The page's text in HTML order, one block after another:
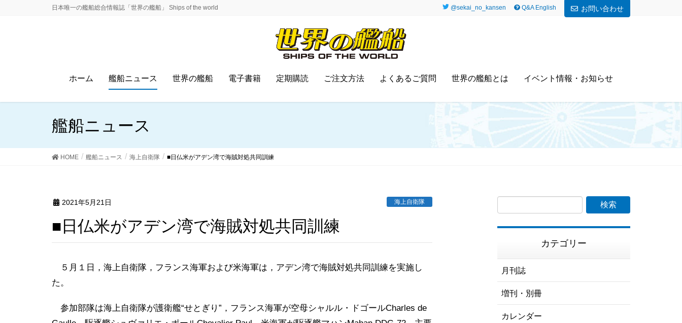
日本唯一の艦船総合情報誌「世界の艦船」 Ships of the world @sekai_no_kansen Q&A English お問い合わせ
ホーム 艦船ニュース 世界の艦船 電子書籍 定期購読 ご注文方法 よくあるご質問 世界の艦船とは イベント情報・お知らせ
艦船ニュース
HOME 艦船ニュース 海上自衛隊 ■日仏米がアデン湾で海賊対処共同訓練
2021年5月21日 海上自衛隊
■日仏米がアデン湾で海賊対処共同訓練
５月１日，海上自衛隊，フランス海軍および米海軍は，アデン湾で海賊対処共同訓練を実施し
た。
参加部隊は海上自衛隊が護衛艦“せとぎり”，フランス海軍が空母シャルル・ドゴールCharles de
カテゴリー
月刊誌
増刊・別冊
カレンダー